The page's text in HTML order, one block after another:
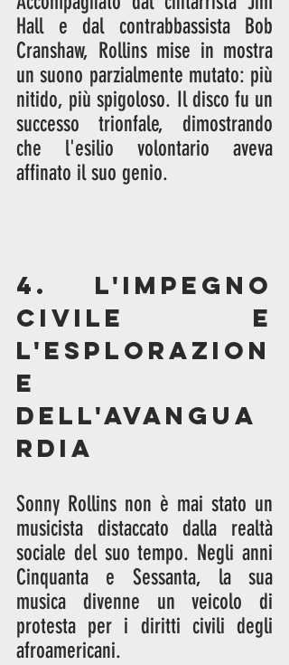
Hall e dal contrabbassista Bob
Cranshaw, Rollins mise in mostra
un suono parzialmente mutato: più
nitido, più spigoloso. Il disco fu un
successo trionfale, dimostrando
che l'esilio volontario aveva
affinato il suo genio.
4. L'Impegno
Civile e
l'Esplorazion
e
dell'Avangua
rdia
Sonny Rollins non è mai stato un
musicista distaccato dalla realtà
sociale del suo tempo. Negli anni
Cinquanta e Sessanta, la sua
musica divenne un veicolo di
protesta per i diritti civili degli
afroamericani.